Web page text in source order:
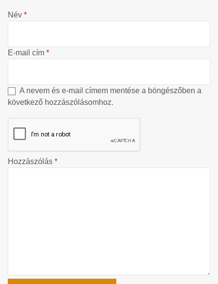
Név *
E-mail cím *
A nevem és e-mail címem mentése a böngészőben a
következő hozzászólásomhoz.
Hozzászólás *